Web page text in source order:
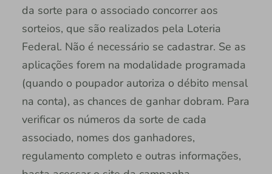
da sorte para o associado concorrer aos
sorteios, que são realizados pela Loteria
Federal. Não é necessário se cadastrar. Se as
aplicações forem na modalidade programada
(quando o poupador autoriza o débito mensal
na conta), as chances de ganhar dobram. Para
verificar os números da sorte de cada
associado, nomes dos ganhadores,
regulamento completo e outras informações,